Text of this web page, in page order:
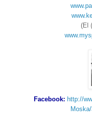
(El
Facebook: http://